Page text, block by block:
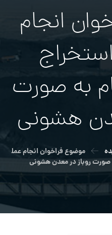
انجام
به صورت
هشوني
موضوع فراخوان انجام عمل
روباز در معدن هشوني